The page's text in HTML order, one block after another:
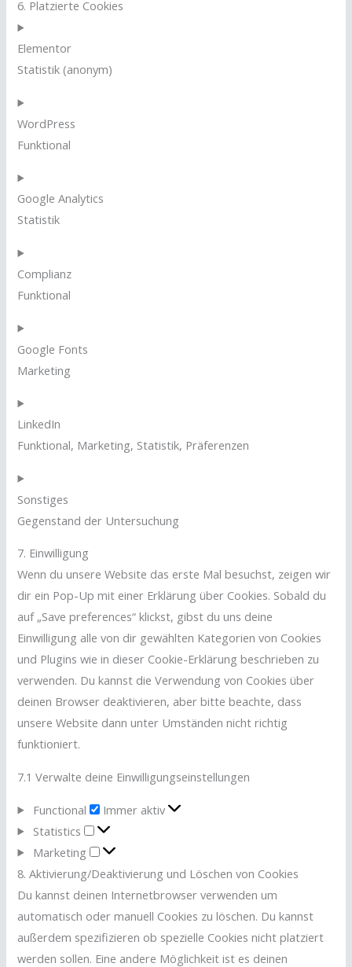
6. Platzierte Cookies
Elementor
Statistik (anonym)
WordPress
Funktional
Google Analytics
Statistik
Complianz
Funktional
Google Fonts
Marketing
LinkedIn
Funktional, Marketing, Statistik, Präferenzen
Sonstiges
Gegenstand der Untersuchung
7. Einwilligung
Wenn du unsere Website das erste Mal besuchst, zeigen wir
dir ein Pop-Up mit einer Erklärung über Cookies. Sobald du
auf „Save preferences“ klickst, gibst du uns deine
Einwilligung alle von dir gewählten Kategorien von Cookies
und Plugins wie in dieser Cookie-Erklärung beschrieben zu
verwenden. Du kannst die Verwendung von Cookies über
deinen Browser deaktivieren, aber bitte beachte, dass
unsere Website dann unter Umständen nicht richtig
funktioniert.
7.1 Verwalte deine Einwilligungseinstellungen
Functional
Immer aktiv
Statistics
Marketing
8. Aktivierung/Deaktivierung und Löschen von Cookies
Du kannst deinen Internetbrowser verwenden um
automatisch oder manuell Cookies zu löschen. Du kannst
außerdem spezifizieren ob spezielle Cookies nicht platziert
werden sollen. Eine andere Möglichkeit ist es deinen